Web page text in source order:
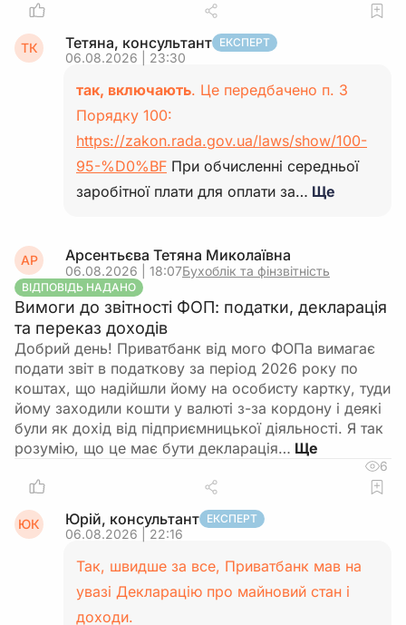
ТК Тетяна, консультант ЕКСПЕРТ
06.08.2026 | 23:30
так, включають. Це передбачено п. 3
Порядку 100:
https://zakon.rada.gov.ua/laws/show/100-
95-%D0%BF При обчисленні середньої
заробітної плати для оплати за… Ще
АР Арсентьєва Тетяна Миколаївна
06.08.2026 | 18:07Бухоблік та фінзвітність
ВІДПОВІДЬ НАДАНО
Вимоги до звітності ФОП: податки, декларація
та переказ доходів
Добрий день! Приватбанк від мого ФОПа вимагає
подати звіт в податкову за період 2026 року по
коштах, що надійшли йому на особисту картку, туди
йому заходили кошти у валюті з-за кордону і деякі
були як дохід від підприємницької діяльності. Я так
розумію, що це має бути декларація…
6
ЮК Юрій, консультант ЕКСПЕРТ
06.08.2026 | 22:16
Так, швидше за все, Приватбанк мав на
увазі Декларацію про майновий стан і
доходи.